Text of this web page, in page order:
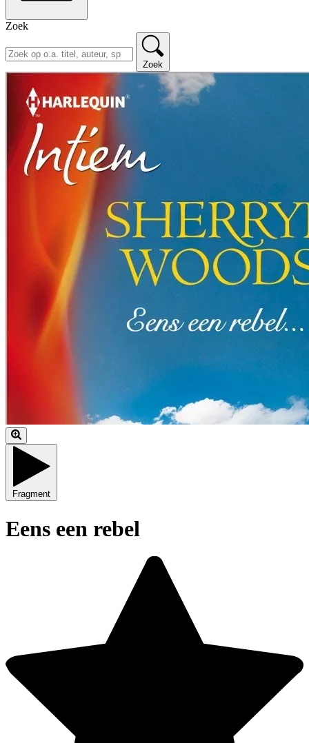
Zoek
Zoek
Fragment
Eens een rebel